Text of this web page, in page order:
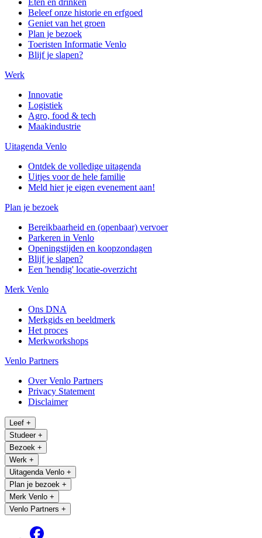
Eten en drinken
Beleef onze historie en erfgoed
Geniet van het groen
Plan je bezoek
Toeristen Informatie Venlo
Blijf je slapen?
Werk
Innovatie
Logistiek
Agro, food & tech
Maakindustrie
Uitagenda Venlo
Ontdek de volledige uitagenda
Uitjes voor de hele familie
Meld hier je eigen evenement aan!
Plan je bezoek
Bereikbaarheid en (openbaar) vervoer
Parkeren in Venlo
Openingstijden en koopzondagen
Blijf je slapen?
Een 'hendig' locatie-overzicht
Merk Venlo
Ons DNA
Merkgids en beeldmerk
Het proces
Merkworkshops
Venlo Partners
Over Venlo Partners
Privacy Statement
Disclaimer
Leef +
Studeer +
Bezoek +
Werk +
Uitagenda Venlo +
Plan je bezoek +
Merk Venlo +
Venlo Partners +